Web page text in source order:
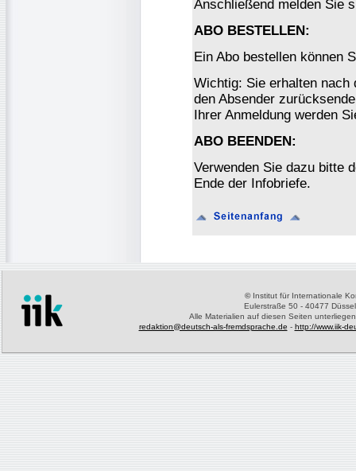
Anschließend melden Sie
ABO BESTELLEN:
Ein Abo bestellen können
Wichtig: Sie erhalten nach
den Absender
Ihrer Anmeldung werden
ABO BEENDEN:
Verwenden Sie dazu bitte
Ende der Infobriefe.
©Institut für Internationale
Eulerstraße 50 - 40477
Alle Materialien auf diesen Seiten
redaktion@deutsch-als-fremdsprache.de - http://www.iik-